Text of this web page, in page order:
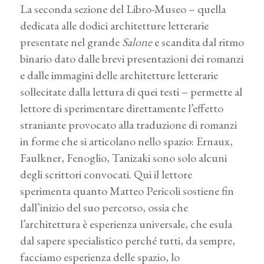
La seconda sezione del Libro-Museo – quella
dedicata alle dodici architetture letterarie
presentate nel grandeSalonee scandita dal ritmo
binario dato dalle brevi presentazioni dei romanzi
e dalle immagini delle architetture letterarie
sollecitate dalla lettura di quei testi – permette al
lettore di sperimentare direttamente l’effetto
straniante provocato alla traduzione di romanzi
in forme che si articolano nello spazio: Ernaux,
Faulkner, Fenoglio, Tanizaki sono solo alcuni
degli scrittori convocati. Qui il lettore
sperimenta quanto Matteo Pericoli sostiene fin
dall’inizio del suo percorso, ossia che
l’architettura è esperienza universale, che esula
dal sapere specialistico perché tutti, da sempre,
facciamo esperienza delle spazio, lo